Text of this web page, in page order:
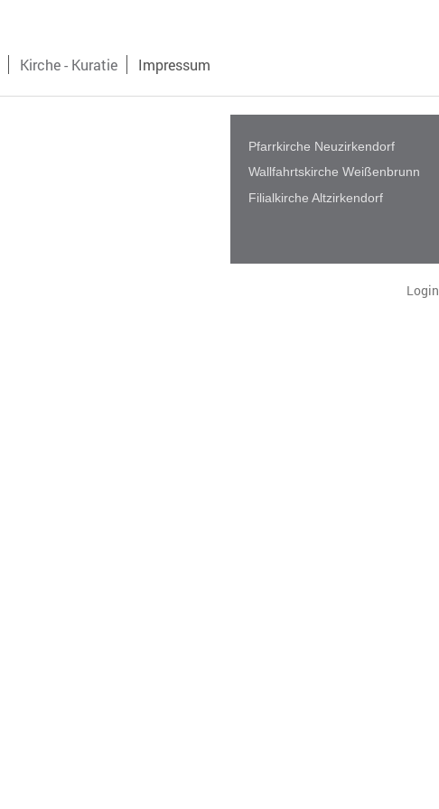
Kirche - Kuratie Impressum
Pfarrkirche Neuzirkendorf
Wallfahrtskirche Weißenbrunn
Filialkirche Altzirkendorf
Login